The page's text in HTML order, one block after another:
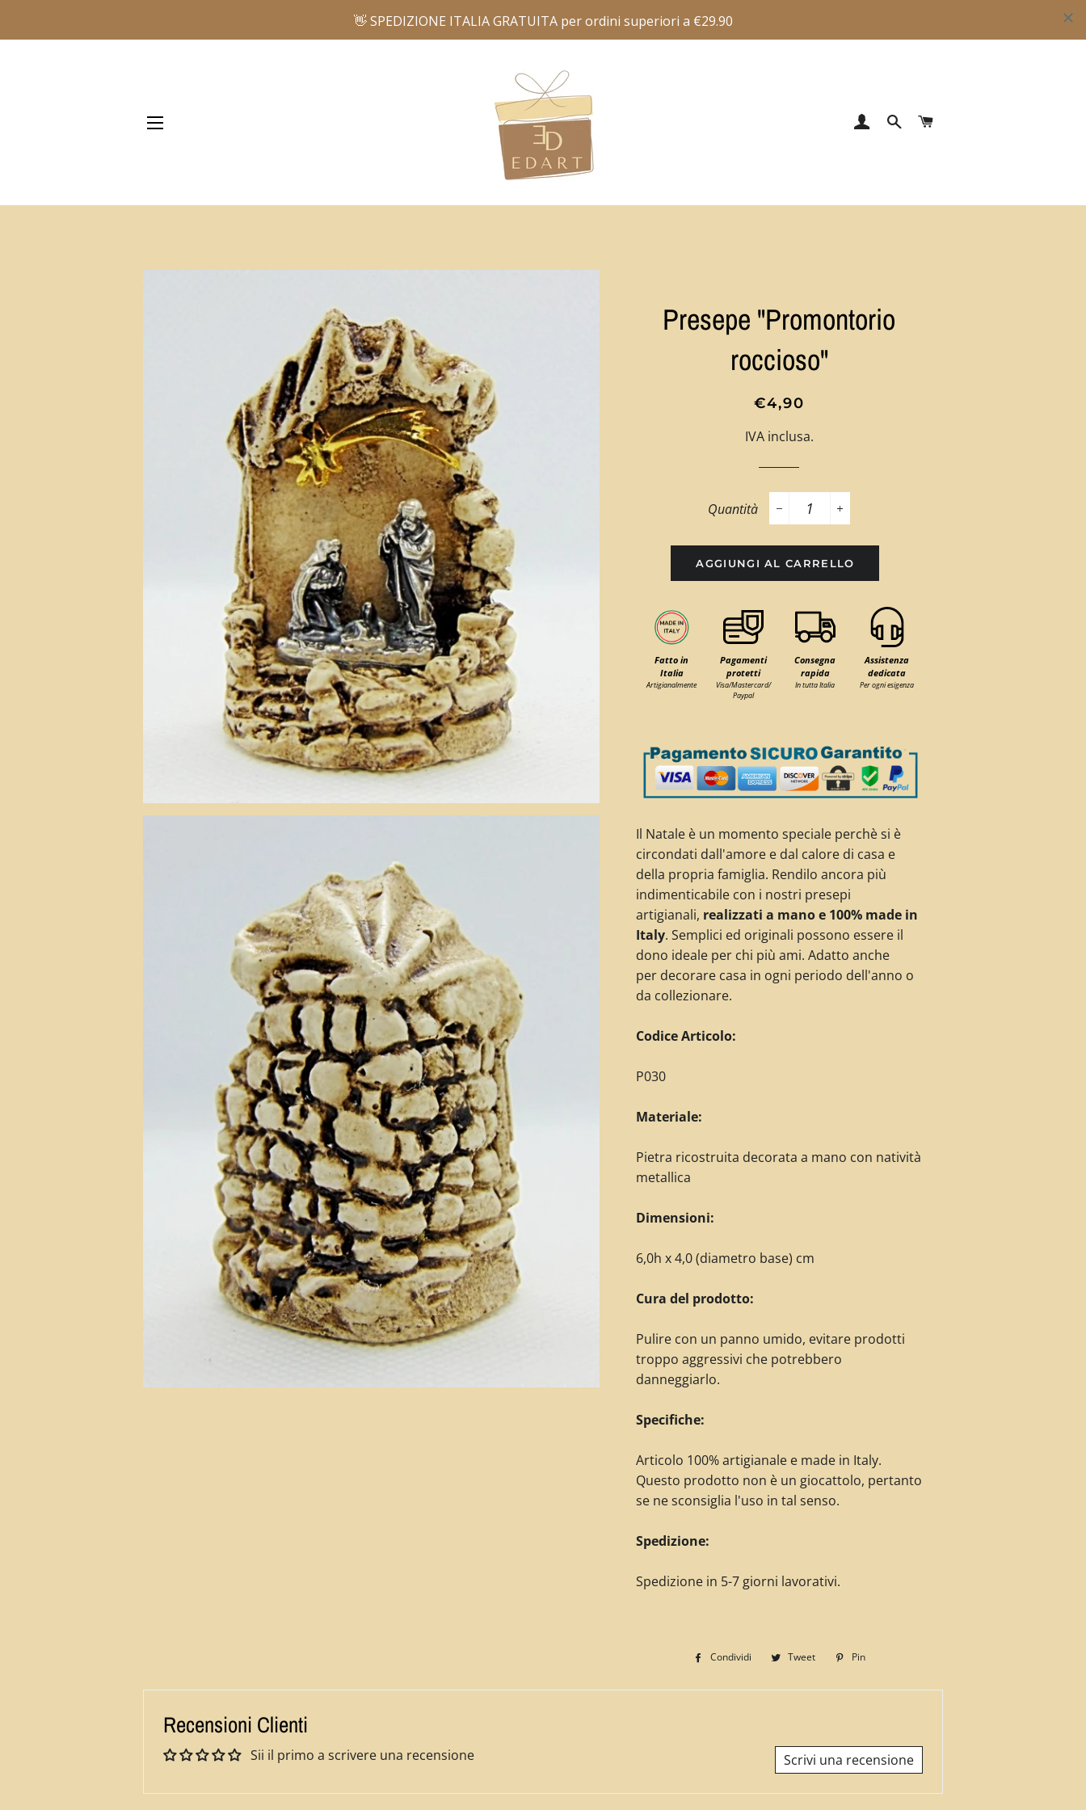
ACCEDICERCA
Presepe "Promontorio
roccioso"
Prezzo
listino
Prezzo
€4,90
IVA inclusa.
Quantità
−
+
AGGIUNGI AL CARRELLO
Fatto in
Italia
Artigianalmente
Pagamenti
protetti
Visa/Mastercard/
Paypal
Consegna
rapida
In tutta Italia
Assistenza
dedicata
Per ogni esigenza
Il Natale è un momento speciale perchè si è
circondati dall'amore e dal calore di casa e
della propria famiglia. Rendilo ancora più
indimenticabile con i nostri presepi
artigianali, realizzati a mano e 100% made in
Italy. Semplici ed originali possono essere il
dono ideale per chi più ami. Adatto anche
per decorare casa in ogni periodo dell'anno o
da collezionare.
Codice Articolo:
P030
Materiale:
Pietra ricostruita decorata a mano con natività
metallica
Dimensioni:
6,0h x 4,0 (diametro base) cm
Cura del prodotto:
Pulire con un panno umido, evitare prodotti
troppo aggressivi che potrebbero
danneggiarlo.
Specifiche:
Articolo 100% artigianale e made in Italy.
Questo prodotto non è un giocattolo, pertanto
se ne sconsiglia l'uso in tal senso.
Spedizione:
Spedizione in 5-7 giorni lavorativi.
Condividi
Condividi
Facebook
Tweet
Twitta
Twitter
Pin
Pinterest
Recensioni Clienti
Sii il primo a scrivere una recensione Scrivi una recensione